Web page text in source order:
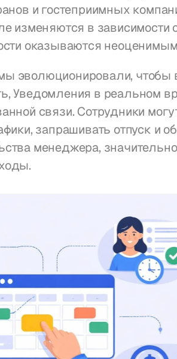
и гостеприимных
изменяются в зависимости
оказываются
эволюционировали, чтобы
Уведомления в реальном
связи. Сотрудники
запрашивать отпуск и
менеджера,